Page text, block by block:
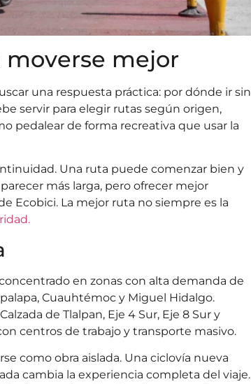
moverse mejor
una respuesta práctica: por dónde ir sin
servir para elegir rutas según origen,
pedalear de forma recreativa que usar la
Una ruta puede comenzar bien y
más larga, pero ofrecer mejor
Ecobici. La mejor ruta no siempre es la
en zonas con alta demanda de
Cuauhtémoc y Miguel Hidalgo.
de Tlalpan, Eje 4 Sur, Eje 8 Sur y
centros de trabajo y transporte masivo.
como obra aislada. Una ciclovía nueva
cambia la experiencia completa del viaje.